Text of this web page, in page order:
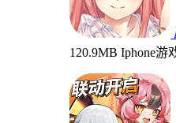
120.9MB Iphone游